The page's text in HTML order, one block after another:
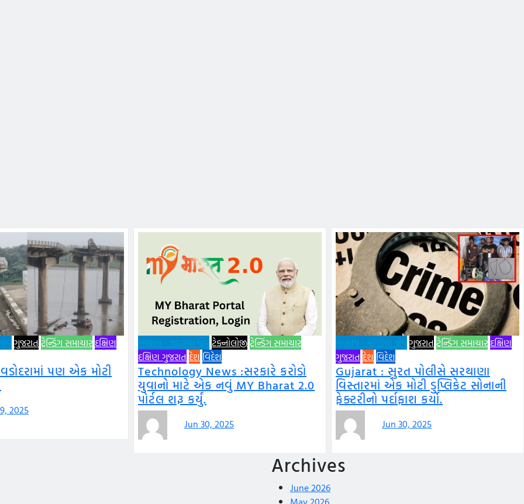
ગુજરાત ટ્રેન્ડિંગ સમાચાર દક્ષિણ
પણ એક મોટી
2025
ટેક્નોલોજી ટ્રેન્ડિંગ સમાચાર
દક્ષિણ ગુજરાત દેશ વિદેશ
Technology News :સરકારે કરોડો
યુવાનો માટે એક નવું MY Bharat 2.0
પોર્ટલ શરૂ કર્યું.
Jun 30, 2025
ગુજરાત ટ્રેન્ડિંગ સમાચાર દક્ષિણ
ગુજરાત દેશ વિદેશ
Gujarat : સુરત પોલીસે સરથાણા
વિસ્તારમાં એક મોટી ડુપ્લિકેટ સોનાની
ફેક્ટરીનો પર્દાફાશ કર્યો.
Jun 30, 2025
Archives
June 2026